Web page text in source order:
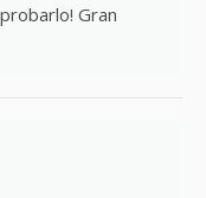
Gran